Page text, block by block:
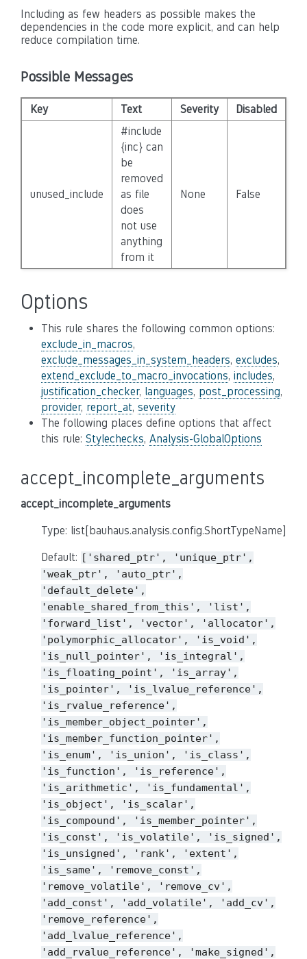
Including as few headers as possible makes the
dependencies in the code more explicit, and can help
reduce compilation time.
Possible Messages
Key Text Severity Disabled
unused_include
#include
{inc} can
be
removed
as file
does
not use
anything
from it
None False
Options
This rule shares the following common options:
exclude_in_macros,
exclude_messages_in_system_headers, excludes,
extend_exclude_to_macro_invocations, includes,
justification_checker, languages, post_processing,
provider, report_at, severity
The following places define options that affect
this rule: Stylechecks, Analysis-GlobalOptions
accept_incomplete_arguments
accept_incomplete_arguments
Type: list[bauhaus.analysis.config.ShortTypeName]
Default: ['shared_ptr',
'unique_ptr',
'weak_ptr',
'auto_ptr',
'default_delete',
'enable_shared_from_this',
'list',
'forward_list',
'vector',
'allocator',
'polymorphic_allocator',
'is_void',
'is_null_pointer',
'is_integral',
'is_floating_point',
'is_array',
'is_pointer',
'is_lvalue_reference',
'is_rvalue_reference',
'is_member_object_pointer',
'is_member_function_pointer',
'is_enum',
'is_union',
'is_class',
'is_function',
'is_reference',
'is_arithmetic',
'is_fundamental',
'is_object',
'is_scalar',
'is_compound',
'is_member_pointer',
'is_const',
'is_volatile',
'is_signed',
'is_unsigned',
'rank',
'extent',
'is_same',
'remove_const',
'remove_volatile',
'remove_cv',
'add_const',
'add_volatile',
'add_cv',
'remove_reference',
'add_lvalue_reference',
'add_rvalue_reference',
'make_signed',